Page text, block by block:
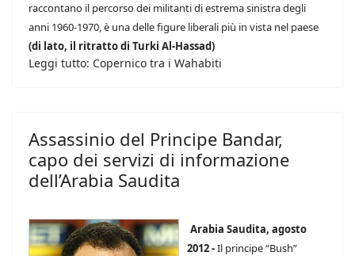
raccontano il percorso dei militanti di estrema sinistra degli
anni 1960-1970, è una delle figure liberali più in vista nel paese
(di lato, il ritratto di Turki Al-Hassad)
Leggi tutto: Copernico tra i Wahabiti
Assassinio del Principe Bandar,
capo dei servizi di informazione
dell’Arabia Saudita
Arabia Saudita, agosto
2012 -Il principe “Bush”